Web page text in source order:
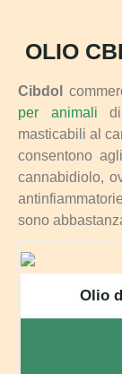
OLIO
Cibdol
per animali
masticabili al
consentono
cannabidiolo,
sono
Olio